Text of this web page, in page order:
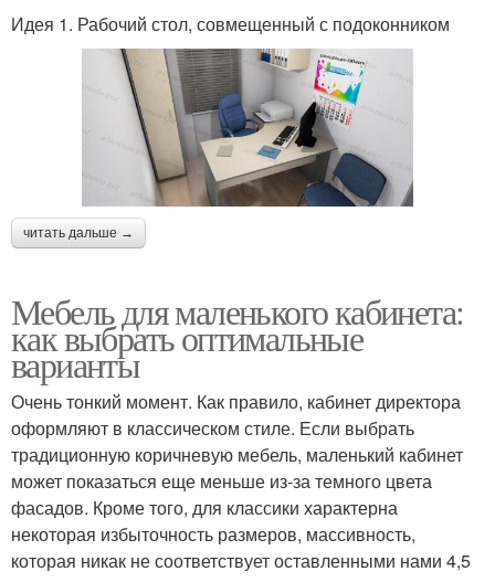
Идея 1. Рабочий стол, совмещенный с подоконником
читать дальше →
Мебель для маленького кабинета:
как выбрать оптимальные
варианты
Очень тонкий момент. Как правило, кабинет директора
оформляют в классическом стиле. Если выбрать
традиционную коричневую мебель, маленький кабинет
может показаться еще меньше из-за темного цвета
фасадов. Кроме того, для классики характерна
некоторая избыточность размеров, массивность,
которая никак не соответствует оставленными нами 4,5